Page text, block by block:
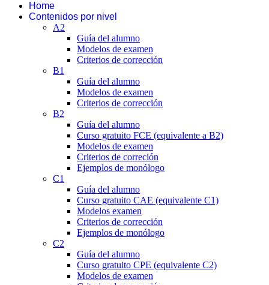
Home
Contenidos por nivel
A2
Guía del alumno
Modelos de examen
Criterios de corrección
B1
Guía del alumno
Modelos de examen
Criterios de corrección
B2
Guía del alumno
Curso gratuito FCE (equivalente a B2)
Modelos de examen
Criterios de correción
Ejemplos de monólogo
C1
Guía del alumno
Curso gratuito CAE (equivalente C1)
Modelos examen
Criterios de corrección
Ejemplos de monólogo
C2
Guía del alumno
Curso gratuito CPE (equivalente C2)
Modelos de examen